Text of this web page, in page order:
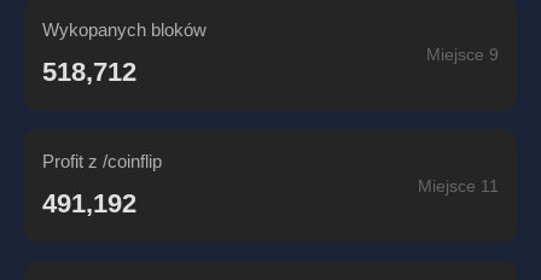
Wykopanych bloków
518,712
Miejsce 9
Profit z /coinflip
491,192
Miejsce 11